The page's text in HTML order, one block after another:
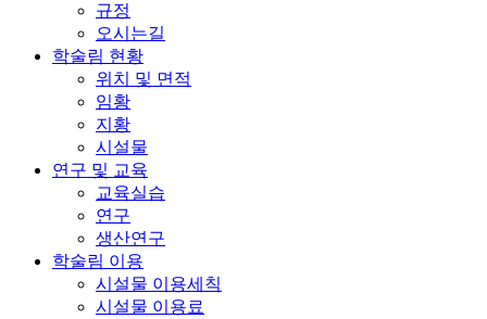
규정
오시는길
학술림 현황
위치 및 면적
임황
지황
시설물
연구 및 교육
교육실습
연구
생산연구
학술림 이용
시설물 이용세칙
시설물 이용료